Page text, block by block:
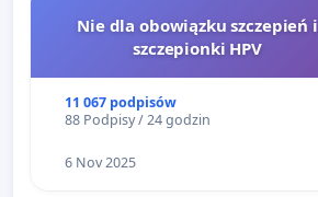
Nie dla obowiązku szczepień i
szczepionki HPV
11 067 podpisów
88 Podpisy / 24 godzin
6 Nov 2025